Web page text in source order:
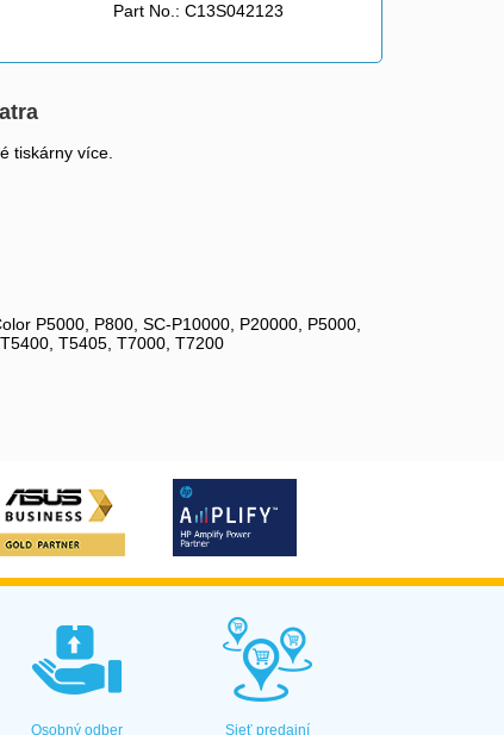
Part No.: C13S042123
tiskárny více.
P5000, P800, SC-P10000, P20000, P5000,
T5405, T7000, T7200
Osobný odber Sieť predajní